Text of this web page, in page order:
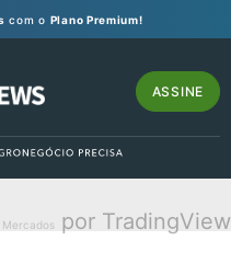
com o Plano Premium!
ASSINE
Mercados por TradingView